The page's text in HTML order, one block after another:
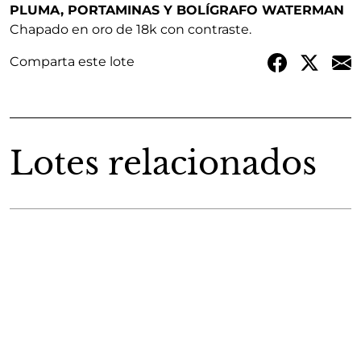
PLUMA, PORTAMINAS Y BOLÍGRAFO WATERMAN
Chapado en oro de 18k con contraste.
Comparta este lote
Lotes relacionados